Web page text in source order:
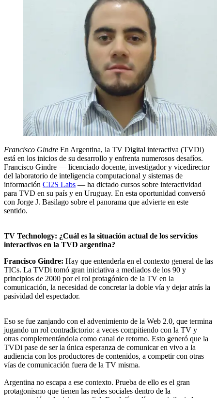
Francisco Gindre En Argentina, la TV Digital interactiva (TVDi)
está en los inicios de su desarrollo y enfrenta numerosos desafíos.
Francisco Gindre — licenciado docente, investigador y vicedirector
del laboratorio de inteligencia computacional y sistemas de
información CI2S Labs — ha dictado cursos sobre interactividad
para TVD en su país y en Uruguay. En esta oportunidad conversó
con Jorge J. Basilago sobre el panorama que advierte en este
sentido.
TV Technology: ¿Cuál es la situación actual de los servicios
interactivos en la TVD argentina?
Francisco Gindre: Hay que entenderla en el contexto general de las
TICs. La TVDi tomó gran iniciativa a mediados de los 90 y
principios de 2000 por el rol protagónico de la TV en la
comunicación, la necesidad de concretar la doble vía y dejar atrás la
pasividad del espectador.
Eso se fue zanjando con el advenimiento de la Web 2.0, que termina
jugando un rol contradictorio: a veces compitiendo con la TV y
otras complementándola como canal de retorno. Esto generó que la
TVDi pase de ser la única esperanza de comunicar en vivo a la
audiencia con los productores de contenidos, a competir con otras
vías de comunicación fuera de la TV misma.
Argentina no escapa a ese contexto. Prueba de ello es el gran
protagonismo que tienen las redes sociales dentro de la